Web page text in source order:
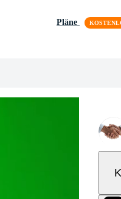
Pläne